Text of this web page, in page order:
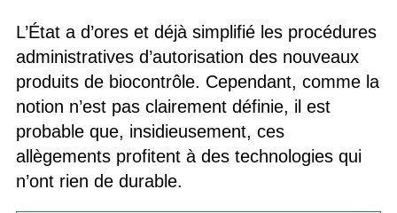
L’État a d’ores et déjà simplifié les procédures
administratives d’autorisation des nouveaux
produits de biocontrôle. Cependant, comme la
notion n’est pas clairement définie, il est
probable que, insidieusement, ces
allègements profitent à des technologies qui
n’ont rien de durable.